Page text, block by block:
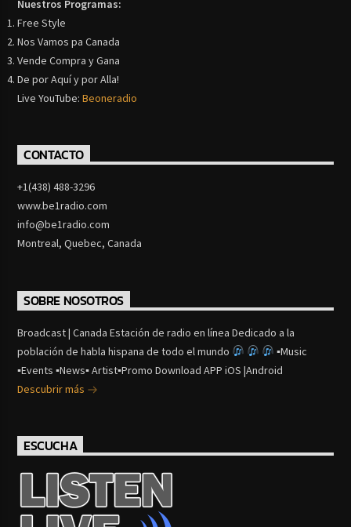
Nuestros Programas:
Free Style
Nos Vamos pa Canada
Vende Compra y Gana
De por Aquí y por Alla!
Live YouTube:Beoneradio
CONTACTO
+1(438) 488-3296
www.be1radio.com
info@be1radio.com
Montreal, Quebec, Canada
SOBRE NOSOTROS
Broadcast | Canada Estación de radio en línea Dedicado a la
población de habla hispana de todo el mundo
▪Music
▪Events ▪News▪ Artist▪Promo Download APP iOS |Android
Descubrir más
ESCUCHA